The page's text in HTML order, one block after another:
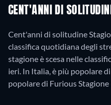
CENT'ANNI DI
Cent'anni di solitudine
classifica quotidiana degli
stagione è scesa nelle
ieri. In Italia, è più popolare
popolare di Furious Stagione